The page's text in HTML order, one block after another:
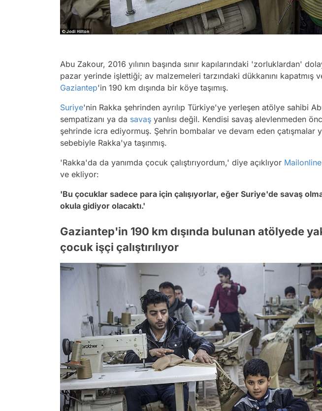
Abu Zakour, 2016 yılının başında sınır kapılarındaki 'zorluklardan'
pazar yerinde işlettiği; av malzemeleri tarzındaki dükkanını kapatmış
Gaziantep'in 190 km dışında bir köye taşımış.
Suriye'nin Rakka şehrinden ayrılıp Türkiye'ye yerleşen atölye sahibi
sempatizanı ya da savaş yanlısı değil. Kendisi savaş alevlenmeden
şehrinde icra ediyormuş. Şehrin bombalar ve devam eden çatışmalar
sebebiyle Rakka'ya taşınmış.
'Rakka'da da yanımda çocuk çalıştırıyordum,' diye açıklıyor Mailonline
ve ekliyor:
'Bu çocuklar sadece para için çalışıyorlar, eğer Suriye'de savaş
okula gidiyor olacaktı.'
Gaziantep'in 190 km dışında bulunan atölyede
çocuk işçi çalıştırılıyor